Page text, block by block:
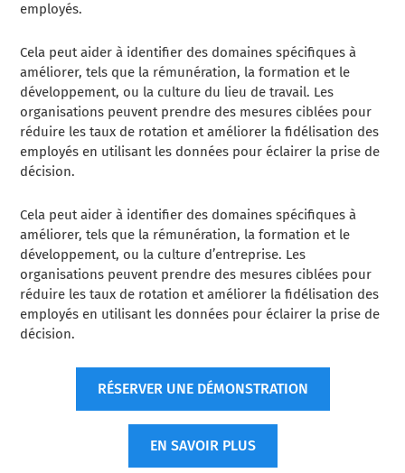
employés.
Cela peut aider à identifier des domaines spécifiques à
améliorer, tels que la rémunération, la formation et le
développement, ou la culture du lieu de travail. Les
organisations peuvent prendre des mesures ciblées pour
réduire les taux de rotation et améliorer la fidélisation des
employés en utilisant les données pour éclairer la prise de
décision.
Cela peut aider à identifier des domaines spécifiques à
améliorer, tels que la rémunération, la formation et le
développement, ou la culture d’entreprise. Les
organisations peuvent prendre des mesures ciblées pour
réduire les taux de rotation et améliorer la fidélisation des
employés en utilisant les données pour éclairer la prise de
décision.
RÉSERVER UNE DÉMONSTRATION
EN SAVOIR PLUS